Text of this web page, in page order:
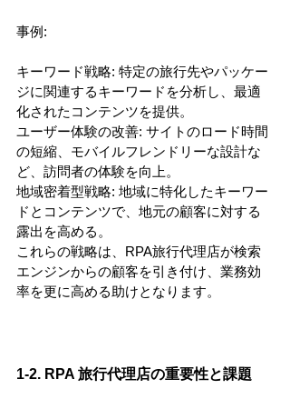
事例:
キーワード戦略: 特定の旅行先やパッケー
ジに関連するキーワードを分析し、最適
化されたコンテンツを提供。
ユーザー体験の改善: サイトのロード時間
の短縮、モバイルフレンドリーな設計な
ど、訪問者の体験を向上。
地域密着型戦略: 地域に特化したキーワー
ドとコンテンツで、地元の顧客に対する
露出を高める。
これらの戦略は、RPA旅行代理店が検索
エンジンからの顧客を引き付け、業務効
率を更に高める助けとなります。
1-2. RPA 旅行代理店の重要性と課題